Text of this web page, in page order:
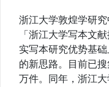
浙江大学敦煌学研
「浙江大学写本文
实写本研究优势基
的新思路。目前已
万件。同年，浙江